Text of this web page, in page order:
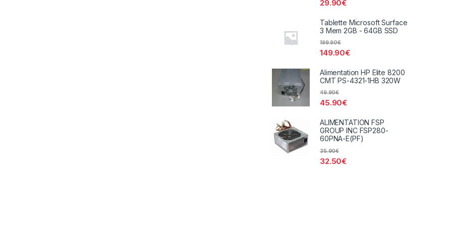
29.90€
Tablette Microsoft Surface
3 Mem 2GB - 64GB SSD
149.90€
199.90€
Alimentation HP Elite 8200
CMT PS-4321-1HB 320W
45.90€
49.90€
ALIMENTATION FSP
GROUP INC FSP280-
60PNA-E(PF)
32.50€
35.90€